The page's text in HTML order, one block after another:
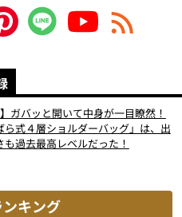
ガバッと開いて中身が一目瞭然！
ら式４層ショルダーバッグ」は、出
も過去最高レベルだった！
キング